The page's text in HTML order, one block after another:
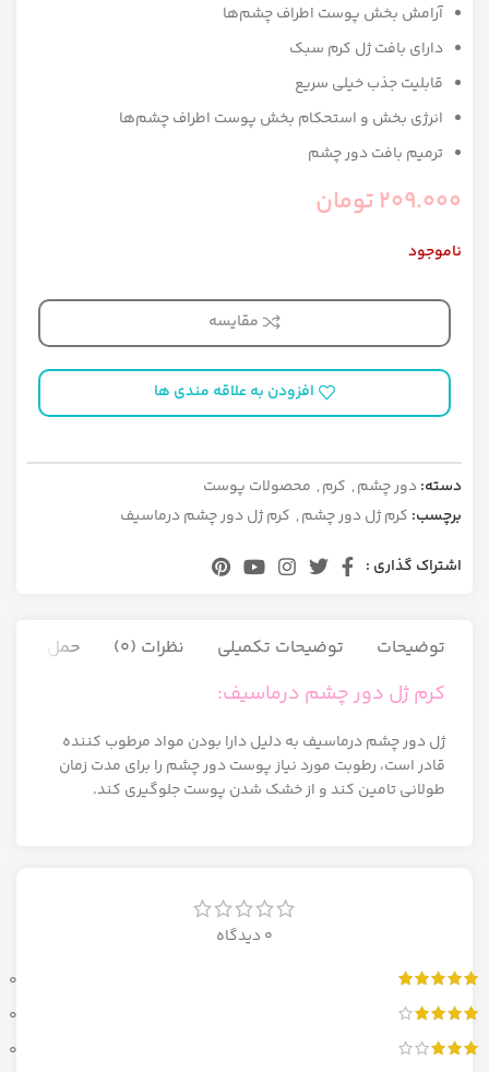
آرامش ‌بخش پوست اطراف چشم‌ها
دارای بافت ژل کرم سبک
قابلیت جذب خیلی سریع
انرژی ‌بخش و استحکام ‌بخش پوست اطراف چشم‌ها
ترمیم بافت دور چشم
209.000تومان
ناموجود
مقایسه
افزودن به علاقه مندی ها
دسته:دور چشم, کرم, محصولات پوست
برچسب: کرم ژل دور چشم, کرم ژل دور چشم درماسیف
اشتراک گذاری :
توضیحات توضیحات تکمیلی نظرات (0) حمل و نقل
کرم ژل دور چشم درماسیف:
ژل دور چشم درماسیف به دلیل دارا بودن مواد مرطوب کننده
قادر است، رطوبت مورد نیاز پوست دور چشم را برای مدت زمان
طولانی تامین کند و از خشک شدن پوست جلوگیری کند.
0 دیدگاه
0
0
0